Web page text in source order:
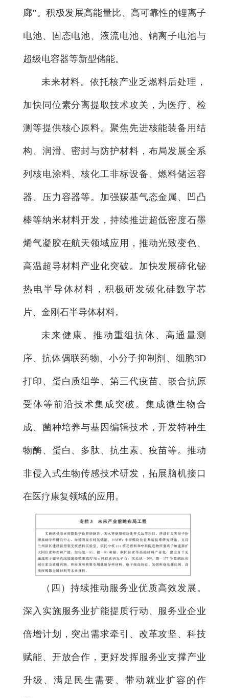
廊”。积极发展高能量比、高可靠性的锂离子
电池、固态电池、液流电池、钠离子电池与
超级电容器等新型储能。
未来材料。依托核产业乏燃料后处理，
加快同位素分离提取技术攻关，为医疗、检
测等提供核心原料。聚焦先进核能装备用结
构、润滑、密封与防护材料，布局发展全系
列核电涂料、核化工非标设备、燃料储运容
器、压力容器等。加强羰基气态金属、凹凸
棒等纳米材料开发，持续推进超低密度石墨
烯气凝胶在航天领域应用，推动光致变色、
高温超导材料产业化突破。加快发展碲化铋
热电半导体材料，积极研发碳化硅数字芯
片、金刚石半导体材料。
未来健康。推动重组抗体、高通量测
序、抗体偶联药物、小分子抑制剂、细胞3D
打印、蛋白质组学、第三代疫苗、嵌合抗原
受体等前沿技术集成突破。集成微生物合
成、菌种培养与基因编辑技术，开发特种生
物酶、蛋白、多肽、抗生素、疫苗等。推动
非侵入式生物传感技术研发，拓展脑机接口
在医疗康复领域的应用。
（四）持续推动服务业优质高效发展。
深入实施服务业扩能提质行动、服务业企业
倍增计划，突出需求牵引、改革攻坚、科技
赋能、开放合作，更好发挥服务业支撑产业
升级、满足民生需要、带动就业扩容的作